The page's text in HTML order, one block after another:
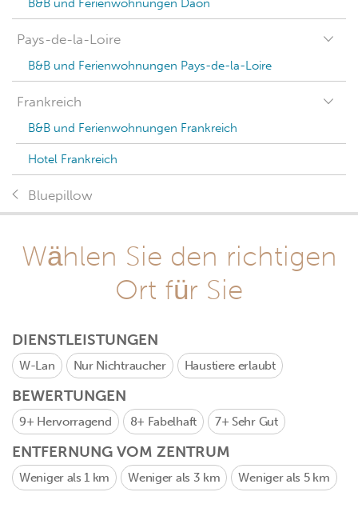
B&B und Ferienwohnungen Daon
Pays-de-la-Loire
B&B und Ferienwohnungen Pays-de-la-Loire
Frankreich
B&B und Ferienwohnungen Frankreich
Hotel Frankreich
Bluepillow
Wählen Sie den richtigen
Ort für Sie
DIENSTLEISTUNGEN
W-Lan Nur Nichtraucher Haustiere erlaubt
BEWERTUNGEN
9+ Hervorragend 8+ Fabelhaft 7+ Sehr Gut
ENTFERNUNG VOM ZENTRUM
Weniger als 1 km Weniger als 3 km Weniger als 5 km